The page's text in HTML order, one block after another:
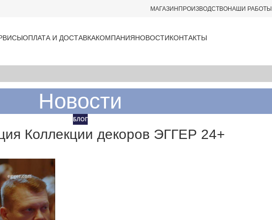
МАГАЗИНПРОИЗВОДСТВОНАШИ РАБОТЫ
ОПЛАТА И ДОСТАВКАКОМПАНИЯНОВОСТИКОНТАКТЫ
Новости
БЛОГ
Коллекции декоров ЭГГЕР 24+